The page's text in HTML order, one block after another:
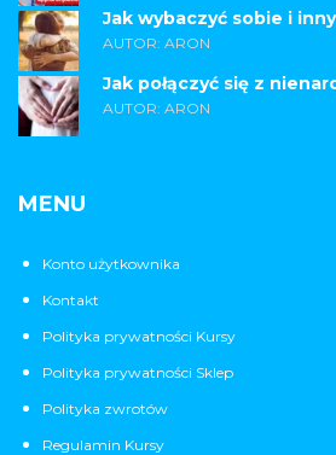
Jak wybaczyć sobie i
AUTOR: ARON
Jak połączyć się z
AUTOR: ARON
MENU
Konto użytkownika
Kontakt
Polityka prywatności Kursy
Polityka prywatności Sklep
Polityka zwrotów
Regulamin Kursy